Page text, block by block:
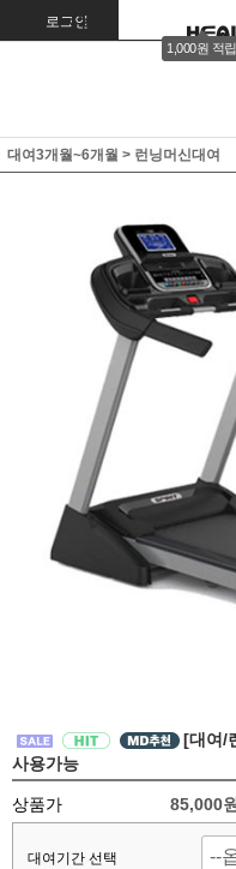
로그인 회원가입
1,000원 적립
대여3개월~6개월 > 런닝머신대여
[대여/
사용가능
상품가 85,000
대여기간 선택